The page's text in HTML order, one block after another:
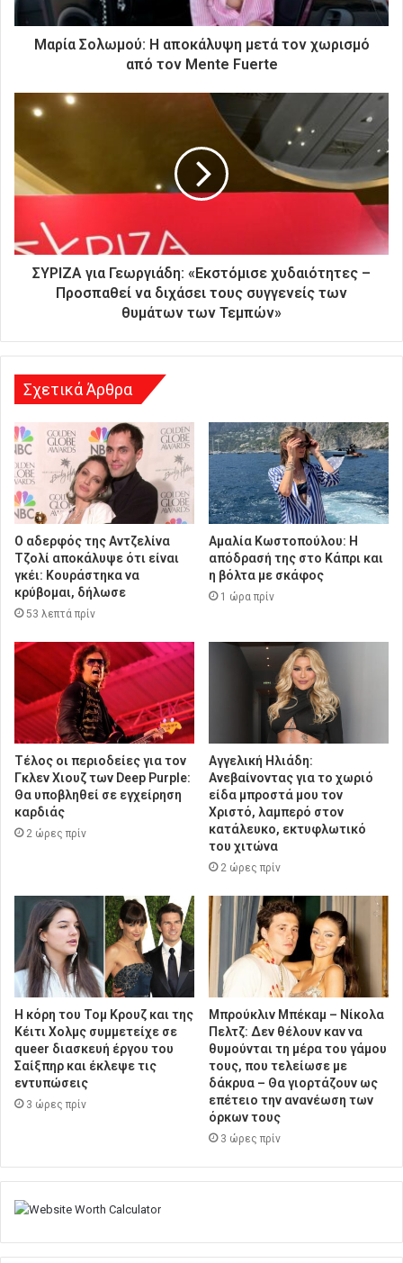
κ
τ
σ
α
ς
ε
σ
Μαρία Σολωμού: Η αποκάλυψη μετά τον χωρισμό
από τον Mente Fuerte
ΣΥΡΙΖΑ για Γεωργιάδη: «Εκστόμισε χυδαιότητες –
Προσπαθεί να διχάσει τους συγγενείς των
θυμάτων των Τεμπών»
Σχετικά Άρθρα
Ο αδερφός της Αντζελίνα
Τζολί αποκάλυψε ότι είναι
γκέι: Κουράστηκα να
κρύβομαι, δήλωσε
53 λεπτά πρίν
Αμαλία Κωστοπούλου: Η
απόδρασή της στο Κάπρι και
η βόλτα με σκάφος
1 ώρα πρίν
Τέλος οι περιοδείες για τον
Γκλεν Χιουζ των Deep Purple:
Θα υποβληθεί σε εγχείρηση
καρδιάς
2 ώρες πρίν
Αγγελική Ηλιάδη:
Ανεβαίνοντας για το χωριό
είδα μπροστά μου τον
Χριστό, λαμπερό στον
κατάλευκο, εκτυφλωτικό
του χιτώνα
2 ώρες πρίν
Η κόρη του Τομ Κρουζ και της
Κέιτι Χολμς συμμετείχε σε
queer διασκευή έργου του
Σαίξπηρ και έκλεψε τις
εντυπώσεις
3 ώρες πρίν
Μπρούκλιν Μπέκαμ – Νίκολα
Πελτζ: Δεν θέλουν καν να
θυμούνται τη μέρα του γάμου
τους, που τελείωσε με
δάκρυα – Θα γιορτάζουν ως
επέτειο την ανανέωση των
όρκων τους
3 ώρες πρίν